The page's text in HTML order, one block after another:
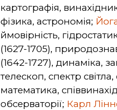
картографія,
фізика, астрономія;
ймовірність,
(1627-1705),
(1642-1727), динаміка,
телескоп, спектр
математика,
обсерваторії; Карл